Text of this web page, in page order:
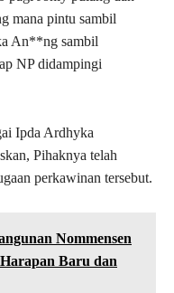
mana pintu sambil
An**ng sambil
NP didampingi
Ipda Ardhyka
Pihaknya telah
perkawinan tersebut.
Nommensen
Baru dan